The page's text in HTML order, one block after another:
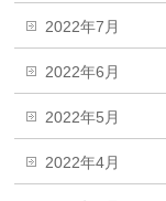
2022年7月
2022年6月
2022年5月
2022年4月